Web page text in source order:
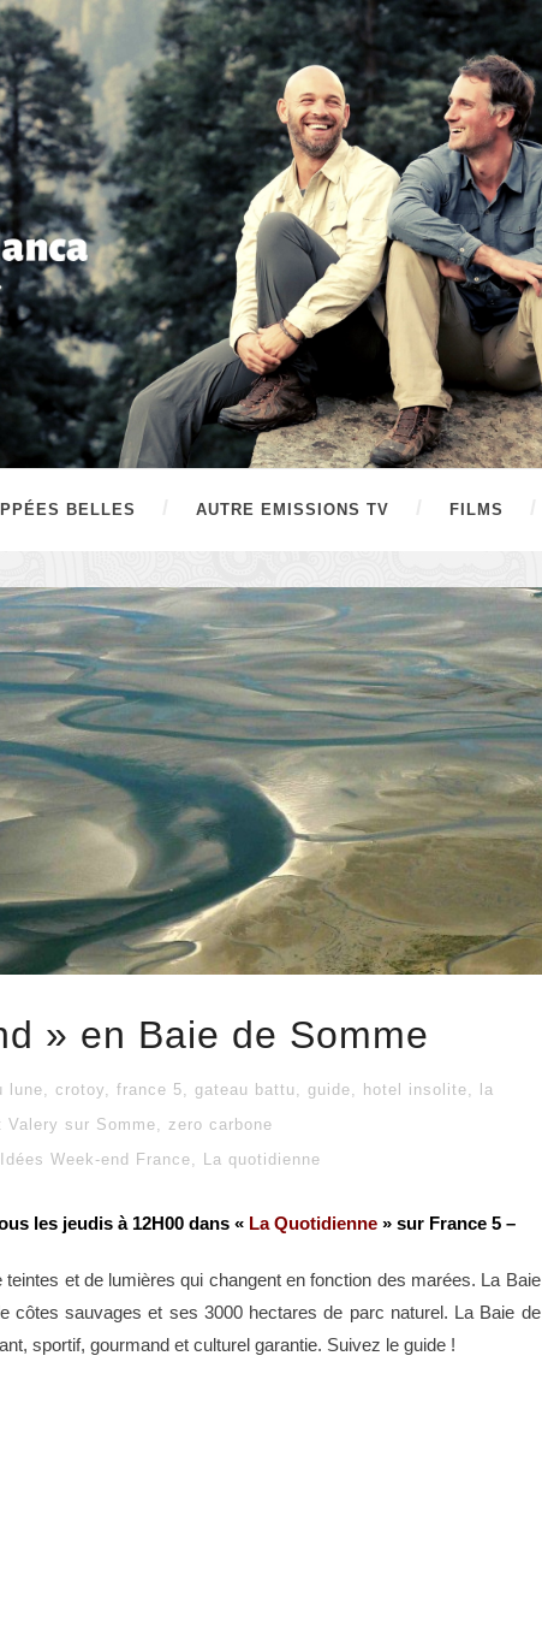
BELLES AUTRE EMISSIONS TV FILMS
» en Baie de Somme
lune, crotoy, france 5, gateau battu , guide, hotel insolite,
la
Valery sur Somme, zero carbone
Idées Week-end France, La quotidienne
les jeudis à 12H00 dans « La Quotidienne » sur France 5 –
et de lumières qui changent en fonction des marées. La Baie
sauvages et ses 3000 hectares de parc naturel. La Baie de
sportif, gourmand et culturel garantie. Suivez le guide !